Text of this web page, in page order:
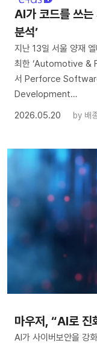
AI가 코드를 쓰는
분석’
지난 13일 서울 양재
최한 ‘Automotive &
서 Perforce
Development…
2026.05.20
by 배
마우저, “AI로 진
AI가 사이버보안을 강